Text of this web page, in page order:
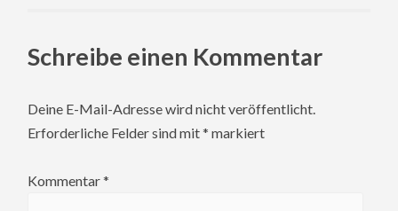
Schreibe einen Kommentar
Deine E-Mail-Adresse wird nicht veröffentlicht.
Erforderliche Felder sind mit* markiert
Kommentar*